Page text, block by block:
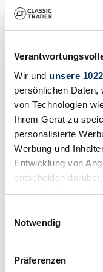
Wir und unsere
persönlichen
von Technologien
Ihrem Gerät zu
personalisierte
Werbung und
Entwicklung von
entscheiden
nutzt. Sie können
Trigger Symbol
Notwendig
Präferenzen
/29
1999 | Wiesmann
MF 28 - Roadster -